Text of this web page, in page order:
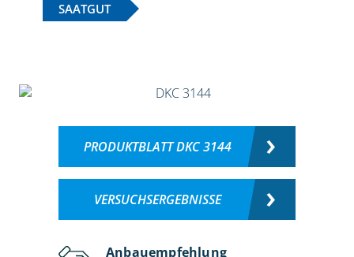
SAATGUT
PRODUKTBLATT DKC 3144
VERSUCHSERGEBNISSE
Anbauempfehlung